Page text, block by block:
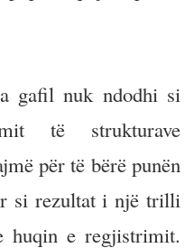
gafil nuk ndodhi si
të strukturave
për të bërë punën
si rezultat i një trilli
huqin e regjistrimit.